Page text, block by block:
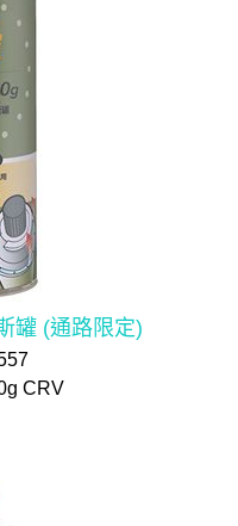
罐 (通路限定)
CRV